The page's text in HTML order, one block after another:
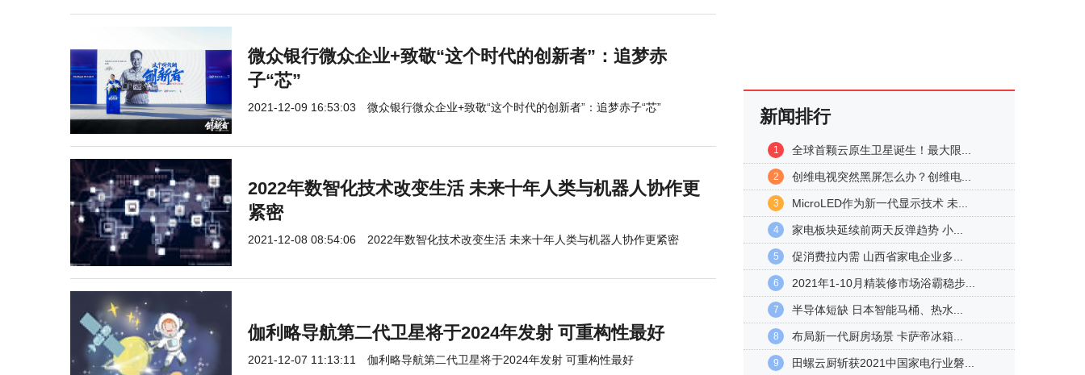
微众银行微众企业+致敬“这个时代的创新者”：追梦赤
子“芯”
2021-12-09 16:53:03 微众银行微众企业+致敬“这个时代的创新者”：追梦赤子“芯”
2022年数智化技术改变生活 未来十年人类与机器人协作更
紧密
2021-12-08 08:54:06 2022年数智化技术改变生活 未来十年人类与机器人协作更紧密
伽利略导航第二代卫星将于2024年发射 可重构性最好
2021-12-07 11:13:11 伽利略导航第二代卫星将于2024年发射 可重构性最好
新闻排行
1 全球首颗云原生卫星诞生！最大限...
2 创维电视突然黑屏怎么办？创维电...
3 MicroLED作为新一代显示技术 未...
4 家电板块延续前两天反弹趋势 小...
5 促消费拉内需 山西省家电企业多...
6 2021年1-10月精装修市场浴霸稳步...
7 半导体短缺 日本智能马桶、热水...
8 布局新一代厨房场景 卡萨帝冰箱...
9 田螺云厨斩获2021中国家电行业磐...